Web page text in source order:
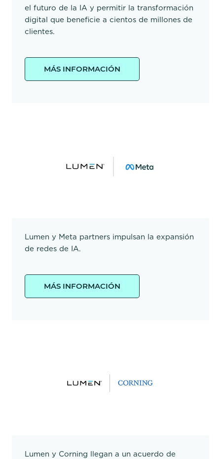
el futuro de la IA y permitir la transformación
digital que beneficie a cientos de millones de
clientes.
MÁS INFORMACIÓN
Lumen y Meta partners impulsan la expansión
de redes de IA.
MÁS INFORMACIÓN
Lumen y Corning llegan a un acuerdo de